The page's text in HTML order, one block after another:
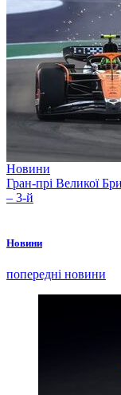
Новини
Гран-прі Великої
– 3-й
Новини
попередні новини